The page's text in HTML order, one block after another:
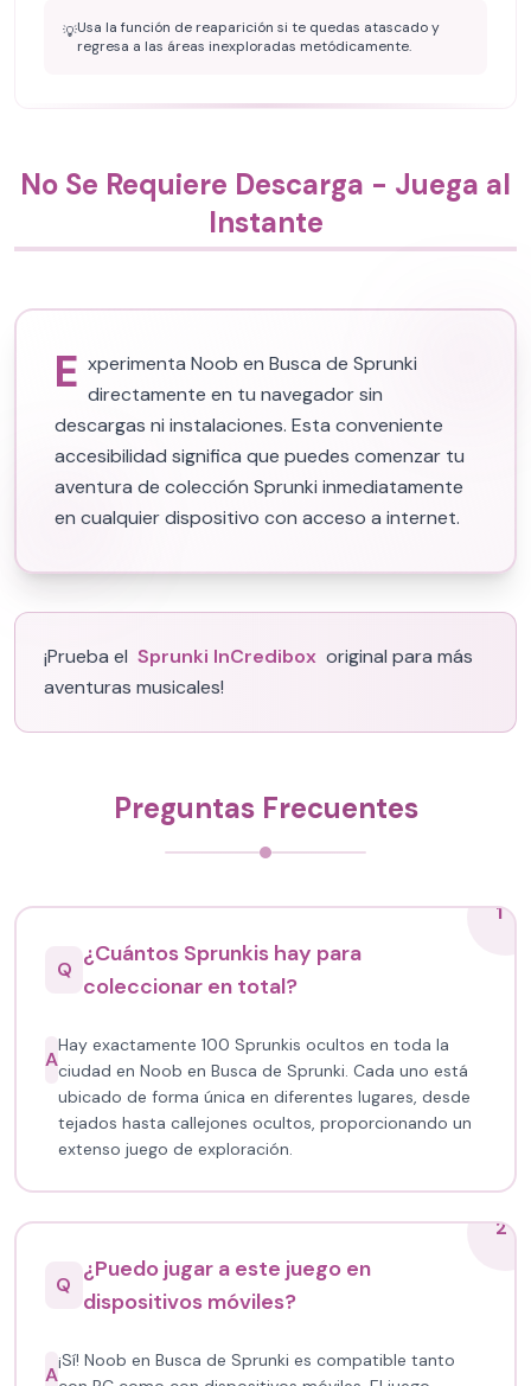
💡Usa la función de reaparición si te quedas atascado y
regresa a las áreas inexploradas metódicamente.
No Se Requiere Descarga - Juega al
Instante
E xperimenta Noob en Busca de Sprunki
directamente en tu navegador sin
descargas ni instalaciones. Esta conveniente
accesibilidad significa que puedes comenzar tu
aventura de colección Sprunki inmediatamente
en cualquier dispositivo con acceso a internet.
¡Prueba el Sprunki InCredibox original para más
aventuras musicales!
Preguntas Frecuentes
1
Q
¿Cuántos Sprunkis hay para
coleccionar en total?
A
Hay exactamente 100 Sprunkis ocultos en toda la
ciudad en Noob en Busca de Sprunki. Cada uno está
ubicado de forma única en diferentes lugares, desde
tejados hasta callejones ocultos, proporcionando un
extenso juego de exploración.
2
Q
¿Puedo jugar a este juego en
dispositivos móviles?
A
¡Sí! Noob en Busca de Sprunki es compatible tanto